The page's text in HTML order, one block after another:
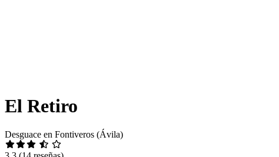
El Retiro
Desguace en Fontiveros (Ávila)